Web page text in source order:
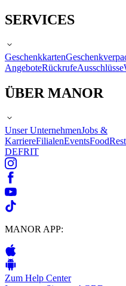
SERVICES
Geschenkkarten
AngeboteRückrufeAusschlüsse
ÜBER MANOR
Unser UnternehmenJobs &
KarriereFilialenEventsFood
DEFRIT
MANOR APP:
Zum Help Center